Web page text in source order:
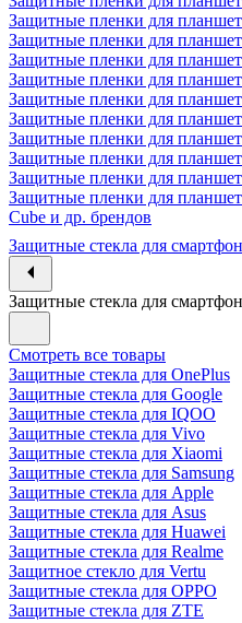
Защитные пленки для
Защитные пленки для
Защитные пленки для
Защитные пленки для
Защитные пленки для
Защитные пленки для
Защитные пленки для
Защитные пленки для
Защитные пленки для
Защитные пленки для
Cube и др. брендов
Защитные стекла для
Защитные стекла для
Смотреть все товары
Защитные стекла для OnePlus
Защитные стекла для Google
Защитные стекла для IQOO
Защитные стекла для Vivo
Защитные стекла для Xiaomi
Защитные стекла для Samsung
Защитные стекла для Apple
Защитные стекла для Asus
Защитные стекла для Huawei
Защитные стекла для Realme
Защитное стекло для Vertu
Защитные стекла для OPPO
Защитные стекла для ZTE